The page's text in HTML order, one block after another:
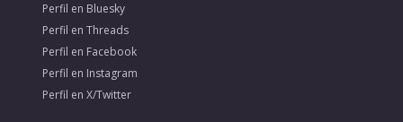
Perfil en Bluesky
Perfil en Threads
Perfil en Facebook
Perfil en Instagram
Perfil en X/Twitter